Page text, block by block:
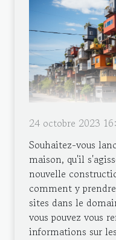
24 octobre 2023
Souhaitez-vous
maison, qu'il
nouvelle
comment y
sites dans le
vous pouvez vous
informations sur